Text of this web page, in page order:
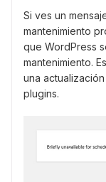
Si ves un
mantenimiento
que WordPress
mantenimiento.
una
plugins.